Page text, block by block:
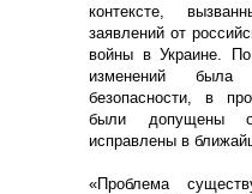
контексте,
заявлений от
войны в Украине.
изменений была
безопасности, в
были допущены
исправлены в
«Проблема